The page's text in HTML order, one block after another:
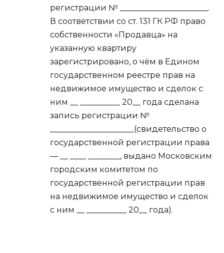
регистрации № ______________________.
В соответствии со ст. 131 ГК РФ право
собственности «Продавца» на
указанную квартиру
зарегистрировано, о чём в Едином
государственном реестре прав на
недвижимое имущество и сделок с
ним __ __________ 20__ года сделана
запись регистрации №
_____________________(свидетельство о
государственной регистрации права
— __ ____ ________, выдано Московским
городским комитетом по
государственной регистрации прав
на недвижимое имущество и сделок
с ним __ __________ 20__ года).